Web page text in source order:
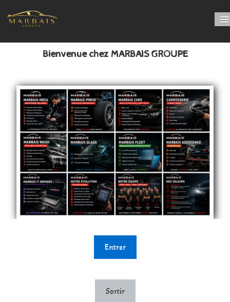
Bienvenue chez MARBAIS GROUPE
Nos départements
LUBRIFIANT
0
Bienvenue chez MARBAIS GROUPE
Entrer
Sortir